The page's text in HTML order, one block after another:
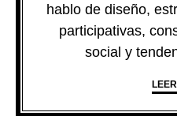
hablo de diseño,
participativas,
social y